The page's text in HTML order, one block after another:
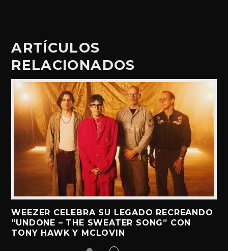
ARTÍCULOS
RELACIONADOS
WEEZER CELEBRA SU LEGADO RECREANDO
“UNDONE – THE SWEATER SONG” CON
TONY HAWK Y MCLOVIN